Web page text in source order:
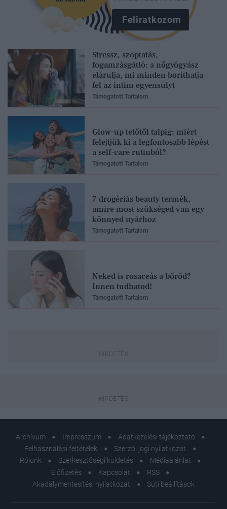
Feliratkozom
Stressz, szoptatás,
fogamzásgátló: a nőgyógyász
elárulja, mi minden boríthatja
fel az intim egyensúlyt
Támogatott Tartalom
Glow-up tetőtől talpig: miért
felejtjük ki a legfontosabb lépést
a self-care rutinból?
Támogatott Tartalom
7 drogériás beauty termék,
amire most szükséged van egy
könnyed nyárhoz
Támogatott Tartalom
Neked is rosaceás a bőrőd?
Innen tudhatod!
Támogatott Tartalom
Archívum Impresszum
Adatkezelési tájékoztató
Felhasználási feltételek
Szerzői jogi nyilatkozat
Rólunk
Szerkesztőségi küldetés
Médiaajánlat
Előfizetés
Kapcsolat
RSS
Akadálymentesítési nyilatkozat
Süti beállítások